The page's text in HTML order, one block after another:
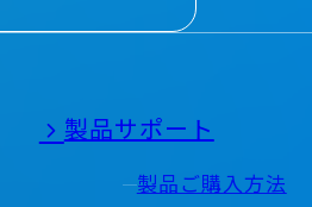
製品サポート
製品ご購入方法